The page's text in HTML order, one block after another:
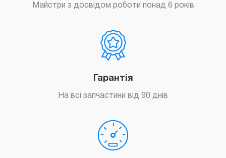
Майстри з досвідом роботи понад 6 років
Гарантія
На всі запчастини від 90 днів